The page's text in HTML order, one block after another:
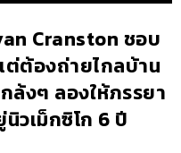
Cranston ชอบ
ต้องถ่ายไกลบ้าน
ล้งๆ ลองให้ภรรยา
วเม็กซิโก 6 ปี